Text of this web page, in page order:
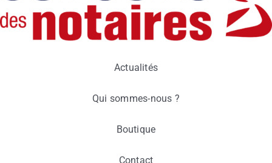
Actualités
Qui sommes-nous ?
Boutique
Contact